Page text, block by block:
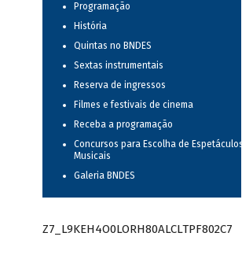
Programação
História
Quintas no BNDES
Sextas instrumentais
Reserva de ingressos
Filmes e festivais de cinema
Receba a programação
Concursos para Escolha de Espetáculos
Musicais
Galeria BNDES
Z7_L9KEH4O0LORH80ALCLTPF802C7